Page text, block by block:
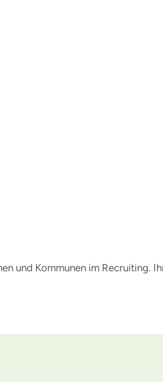
und Kommunen im Recruiting.